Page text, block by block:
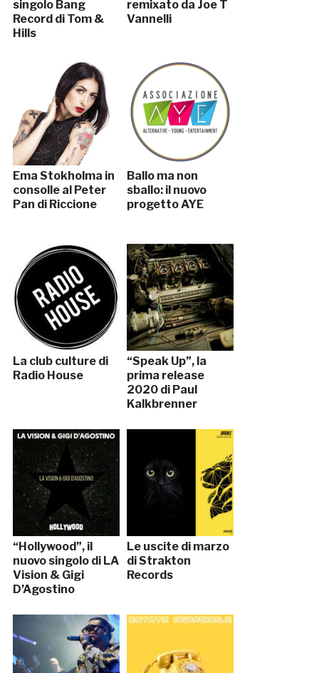
singolo Bang
Record di Tom &
Hills
remixato da Joe T
Vannelli
Ema Stokholma in
consolle al Peter
Pan di Riccione
Ballo ma non
sballo: il nuovo
progetto AYE
La club culture di
Radio House
“Speak Up”, la
prima release
2020 di Paul
Kalkbrenner
“Hollywood”, il
nuovo singolo di LA
Vision & Gigi
D’Agostino
Le uscite di marzo
di Strakton
Records